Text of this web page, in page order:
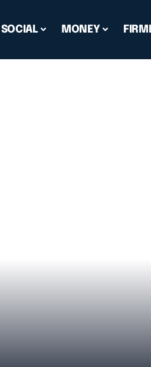
SOCIAL MONEY